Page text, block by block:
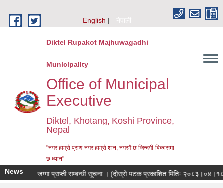
English
नेपाली
Diktel Rupakot Majhuwagadhi
Municipality
Office of Municipal
Executive
Diktel, Khotang, Koshi Province,
Nepal
"नगर हाम्रो प्राण-नगर हाम्रो शान, नगरमै छ जिन्दगी-विकासमा
छ ध्यान"
News
निःशुल्क जग्गा प्राप्ती सम्बन्धी सूचना । (दोस्रो पटक प्रकाशित मितिः २०८३।०४।१८)